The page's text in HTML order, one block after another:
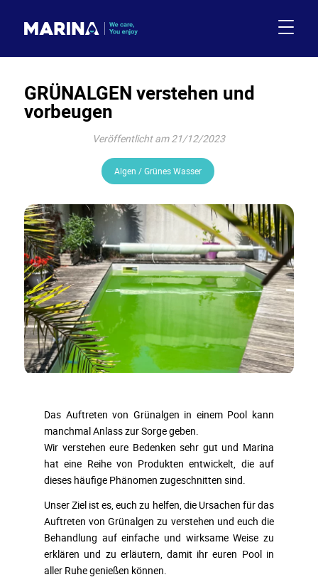
GRÜNALGEN verstehen und
vorbeugen
Veröffentlicht am 21/12/2023
Algen / Grünes Wasser
Das Auftreten von Grünalgen in einem Pool kann
manchmal Anlass zur Sorge geben.
Wir verstehen eure Bedenken sehr gut und Marina
hat eine Reihe von Produkten entwickelt, die auf
dieses häufige Phänomen zugeschnitten sind.
Unser Ziel ist es, euch zu helfen, die Ursachen für das
Auftreten von Grünalgen zu verstehen und euch die
Behandlung auf einfache und wirksame Weise zu
erklären und zu erläutern, damit ihr euren Pool in
aller Ruhe genießen können.